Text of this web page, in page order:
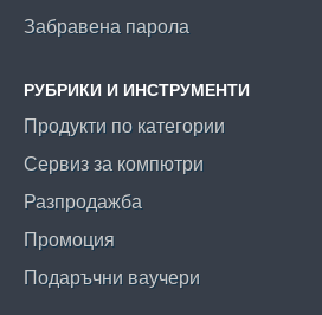
Забравена парола
РУБРИКИ И ИНСТРУМЕНТИ
Продукти по категории
Сервиз за компютри
Разпродажба
Промоция
Подаръчни ваучери